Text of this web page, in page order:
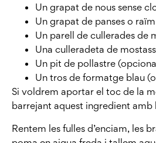
Un grapat de nous sense
Un grapat de panses o raïm
Un parell de cullerades de
Una culleradeta de
Un pit de pollastre
Un tros de formatge blau
Si voldrem aportar el toc de la
barrejant aquest ingredient amb
Rentem les fulles d’enciam, les